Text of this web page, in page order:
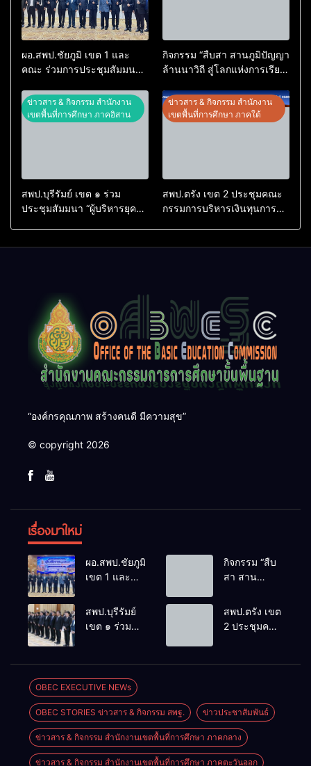
ผอ.สพป.ชัยภูมิ เขต 1 และ
คณะ ร่วมการประชุมสัมมนา
นำการศึกษาไทยสู่อนาคต”
ประจำเขตตรวจราชการที่ 13
กิจกรรม “สืบสา สานภูมิปัญญา
ล้านนาวิถี สู่โลกแห่งการเรียน
ประจำปีการศึกษา 2569
ข่าวสาร & กิจกรรม สำนักงาน
เขตพื้นที่การศึกษา ภาคอิสาน
สพป.บุรีรัมย์ เขต ๑ ร่วม
ประชุมสัมมนา “ผู้บริหารยุค
ข่าวสาร & กิจกรรม สำนักงาน
เขตพื้นที่การศึกษา ภาคใต้
สพป.ตรัง เขต 2 ประชุมคณะ
กรรมการบริหารเงินทุนการ
“องค์กรคุณภาพ สร้างคนดี มีความสุข”
© copyright 2026
เรื่องมาใหม่
ผอ.สพป.ชัยภูมิ
เขต 1 และ
ประชุม
สัมมนาทาง
นำการศึกษา
ไทยสู่อนาคต”
ประจำเขต
ตรวจราชการ
ที่ 13
กิจกรรม “สืบ
สา สาน
ล้านนาวิถี สู่
โลกแห่งการ
เรียนรู้”
สันพระเนตร
สพป.บุรีรัมย์
เขต ๑ ร่วม
นำการศึกษา
ไทยสู่อนาคต”
เขตตรวจ
ราชการที่ ๑๓
สพป.ตรัง เขต
2 ประชุมคณะ
2569
OBEC EXECUTIVE NEWs
OBEC STORIES ข่าวสาร & กิจกรรม สพฐ. ข่าวประชาสัมพันธ์
ข่าวสาร & กิจกรรม สำนักงานเขตพื้นที่การศึกษา ภาคกลาง
ข่าวสาร & กิจกรรม สำนักงานเขตพื้นที่การศึกษา ภาคตะวันออก